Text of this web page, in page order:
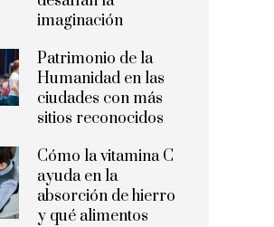
imaginación
Patrimonio de la
Humanidad en las
ciudades con más
sitios reconocidos
Cómo la vitamina C
ayuda en la
absorción de hierro
y qué alimentos